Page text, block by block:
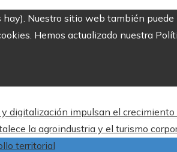
Nuestro sitio web también puede
Hemos actualizado nuestra
digitalización impulsan el crecimiento
la agroindustria y el turismo
territorial